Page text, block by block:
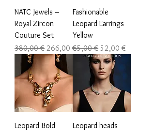
NATC Jewels –
Royal Zircon
Couture Set
Prezzo regolare
380,00 € Prezzo scontato
266,00 €
Fashionable
Leopard Earrings
Yellow
Prezzo regolare
65,00 € Prezzo scontato
52,00 €
Leopard Bold
Leopard heads